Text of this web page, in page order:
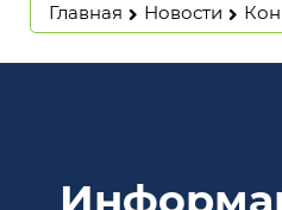
Главная Новости